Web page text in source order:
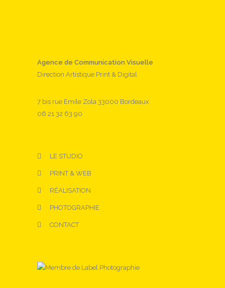
Agence de Communication Visuelle
Direction Artistique Print & Digital
7 bis rue Emile Zola 33000 Bordeaux
06 21 32 63 90
LE STUDIO
PRINT & WEB
RÉALISATION
PHOTOGRAPHIE
CONTACT